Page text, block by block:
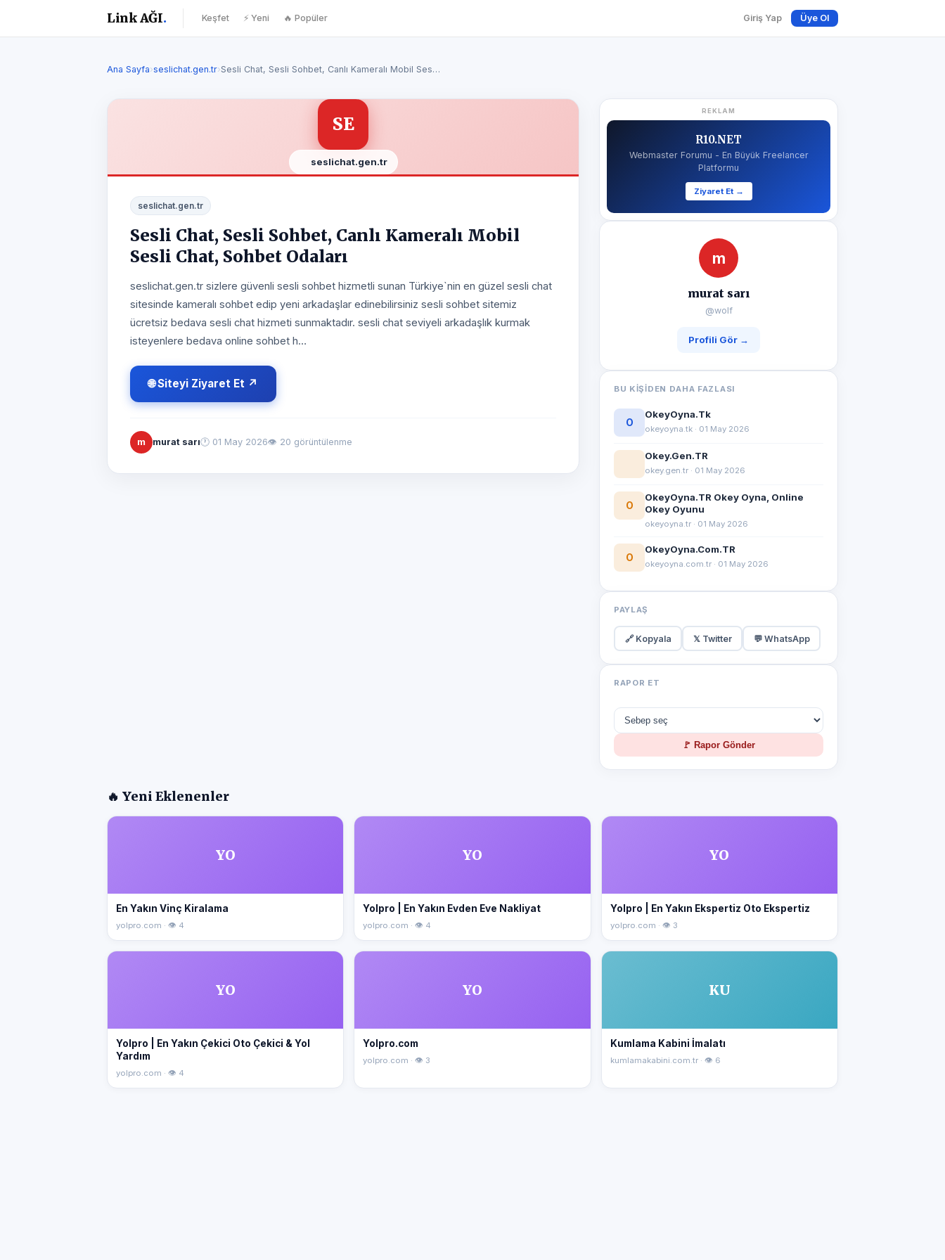
Link AĞI. Keşfet ⚡ Yeni 🔥 Popüler Giriş Yap Üye Ol
Ana Sayfa›seslichat.gen.tr›Sesli Chat, Sesli Sohbet, Canlı Kameralı Mobil Ses…
SE
seslichat.gen.tr
seslichat.gen.tr
Sesli Chat, Sesli Sohbet, Canlı Kameralı Mobil
Sesli Chat, Sohbet Odaları
seslichat.gen.tr sizlere güvenli sesli sohbet hizmetli sunan Türkiye`nin en güzel sesli chat
sitesinde kameralı sohbet edip yeni arkadaşlar edinebilirsiniz sesli sohbet sitemiz
ücretsiz bedava sesli chat hizmeti sunmaktadır. sesli chat seviyeli arkadaşlık kurmak
isteyenlere bedava online sohbet h…
🌐 Siteyi Ziyaret Et ↗
m murat sarı🕐 01 May 2026👁 20 görüntülenme
REKLAM
R10.NET
Webmaster Forumu - En Büyük Freelancer
Platformu
Ziyaret Et →
m
murat sarı
@wolf
Profili Gör →
BU KIŞIDEN DAHA FAZLASI
O
OkeyOyna.Tk
okeyoyna.tk · 01 May 2026
Okey.Gen.TR
okey.gen.tr · 01 May 2026
O
OkeyOyna.TR Okey Oyna, Online
Okey Oyunu
okeyoyna.tr · 01 May 2026
O
OkeyOyna.Com.TR
okeyoyna.com.tr · 01 May 2026
PAYLAŞ
🔗 Kopyala 𝕏 Twitter 💬 WhatsApp
RAPOR ET
🚩 Rapor Gönder
🔥 Yeni Eklenenler
YO
En Yakın Vinç Kiralama
yolpro.com · 👁 4
YO
Yolpro | En Yakın Evden Eve Nakliyat
yolpro.com · 👁 4
YO
Yolpro | En Yakın Ekspertiz Oto Ekspertiz
yolpro.com · 👁 3
YO
Yolpro | En Yakın Çekici Oto Çekici & Yol
Yardım
yolpro.com · 👁 4
YO
Yolpro.com
yolpro.com · 👁 3
KU
Kumlama Kabini İmalatı
kumlamakabini.com.tr · 👁 6